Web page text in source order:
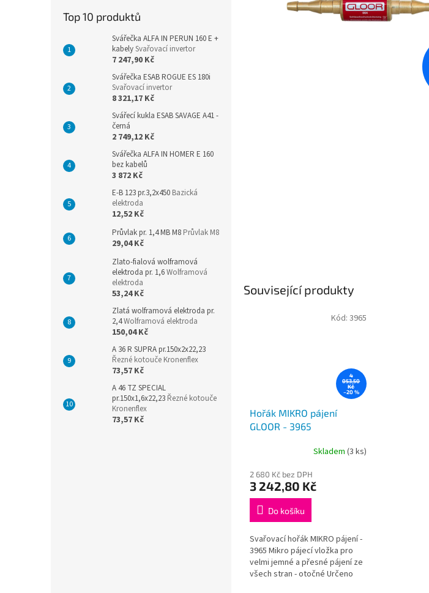
Top 10 produktů
Svářečka ALFA IN PERUN 160 E +
kabelySvařovací invertor
7 247,90 Kč
Svářečka ESAB ROGUE ES 180i
Svařovací invertor
8 321,17 Kč
Svářecí kukla ESAB SAVAGE A41 -
černá
2 749,12 Kč
Svářečka ALFA IN HOMER E 160
bez kabelů
3 872 Kč
E-B 123 pr.3,2x450 Bazická
elektroda
12,52 Kč
Průvlak pr. 1,4 MB M8 Průvlak M8
29,04 Kč
Zlato-fialová wolframová
elektroda pr. 1,6Wolframová
elektroda
53,24 Kč
Zlatá wolframová elektroda pr.
2,4Wolframová elektroda
150,04 Kč
A 36 R SUPRA pr.150x2x22,23
Řezné kotouče Kronenflex
73,57 Kč
A 46 TZ SPECIAL
pr.150x1,6x22,23 Řezné kotouče
Kronenflex
73,57 Kč
Související produkty
4
053,50
Kč
–20 %
Hořák MIKRO pájení
GLOOR - 3965
Skladem (3 ks)
2 680 Kč bez DPH
3 242,80 Kč
Do košíku
Svařovací hořák MIKRO pájení -
3965 Mikro pájecí vložka pro
velmi jemné a přesné pájení ze
všech stran - otočné Určeno
Kód: 3965